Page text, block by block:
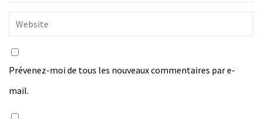
Prévenez-moi de tous les nouveaux commentaires par e-
mail.